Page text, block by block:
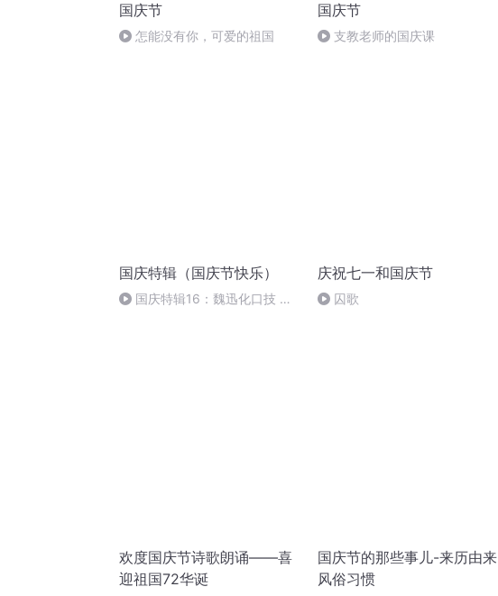
国庆节
怎能没有你，可爱的祖国
国庆节
支教老师的国庆课
国庆特辑（国庆节快乐）
国庆特辑16：魏迅化口技 二
庆祝七一和国庆节
囚歌
欢度国庆节诗歌朗诵——喜
迎祖国72华诞
国庆节的那些事儿-来历由来
风俗习惯